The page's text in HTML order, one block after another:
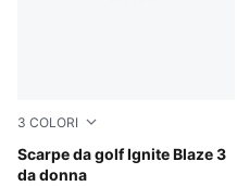
3 COLORI
Scarpe da golf Ignite Blaze 3
da donna
PUMA White-Silver Mist